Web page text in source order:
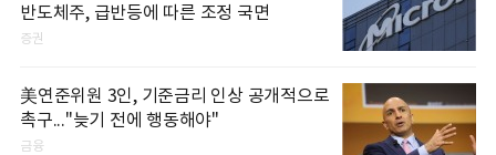
반도체주, 급반등에 따른 조정 국면
증권
美연준위원 3인, 기준금리 인상 공개적으로
촉구..."늦기 전에 행동해야"
금융